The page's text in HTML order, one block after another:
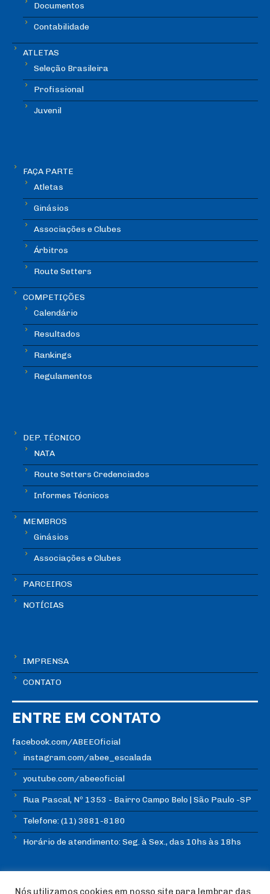
Documentos
Contabilidade
ATLETAS
Seleção Brasileira
Profissional
Juvenil
FAÇA PARTE
Atletas
Ginásios
Associações e Clubes
Árbitros
Route Setters
COMPETIÇÕES
Calendário
Resultados
Rankings
Regulamentos
DEP. TÉCNICO
NATA
Route Setters Credenciados
Informes Técnicos
MEMBROS
Ginásios
Associações e Clubes
PARCEIROS
NOTÍCIAS
IMPRENSA
CONTATO
ENTRE EM CONTATO
facebook.com/ABEEOficial
instagram.com/abee_escalada
youtube.com/abeeoficial
Rua Pascal, Nº 1353 - Bairro Campo Belo | São Paulo -SP
Telefone: (11) 3881-8180
Horário de atendimento: Seg. à Sex., das 10hs às 18hs
Nós utilizamos cookies em nosso site para lembrar das